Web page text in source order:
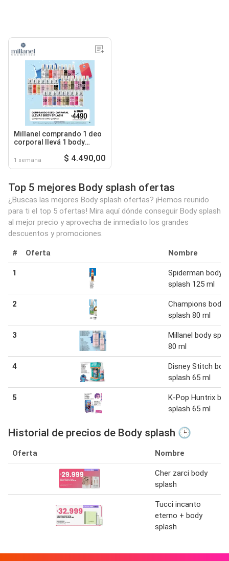
Millanel comprando 1 deo
corporal llevá 1 body
1 semana $ 4.490,00
Top 5 mejores Body splash ofertas
¿Buscas las mejores Body splash ofertas? ¡Hemos reunido
para ti el top 5 ofertas! Mira aquí dónde conseguir Body splash
al mejor precio y aprovecha de inmediato los grandes
descuentos y promociones.
# Oferta Nombre
1
Spiderman body
splash 125 ml
2
Champions body
splash 80 ml
3
Millanel body
80 ml
4
Disney Stitch
splash 65 ml
5
K-Pop Huntrix
splash 65 ml
Historial de precios de Body splash 🕒
Oferta Nombre
Cher zarci body
splash
Tucci incanto
eterno + body
splash